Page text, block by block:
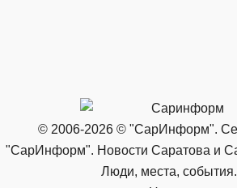
© 2006-2026 © "СарИнформ".
"СарИнформ". Новости Саратова и
Люди, места,